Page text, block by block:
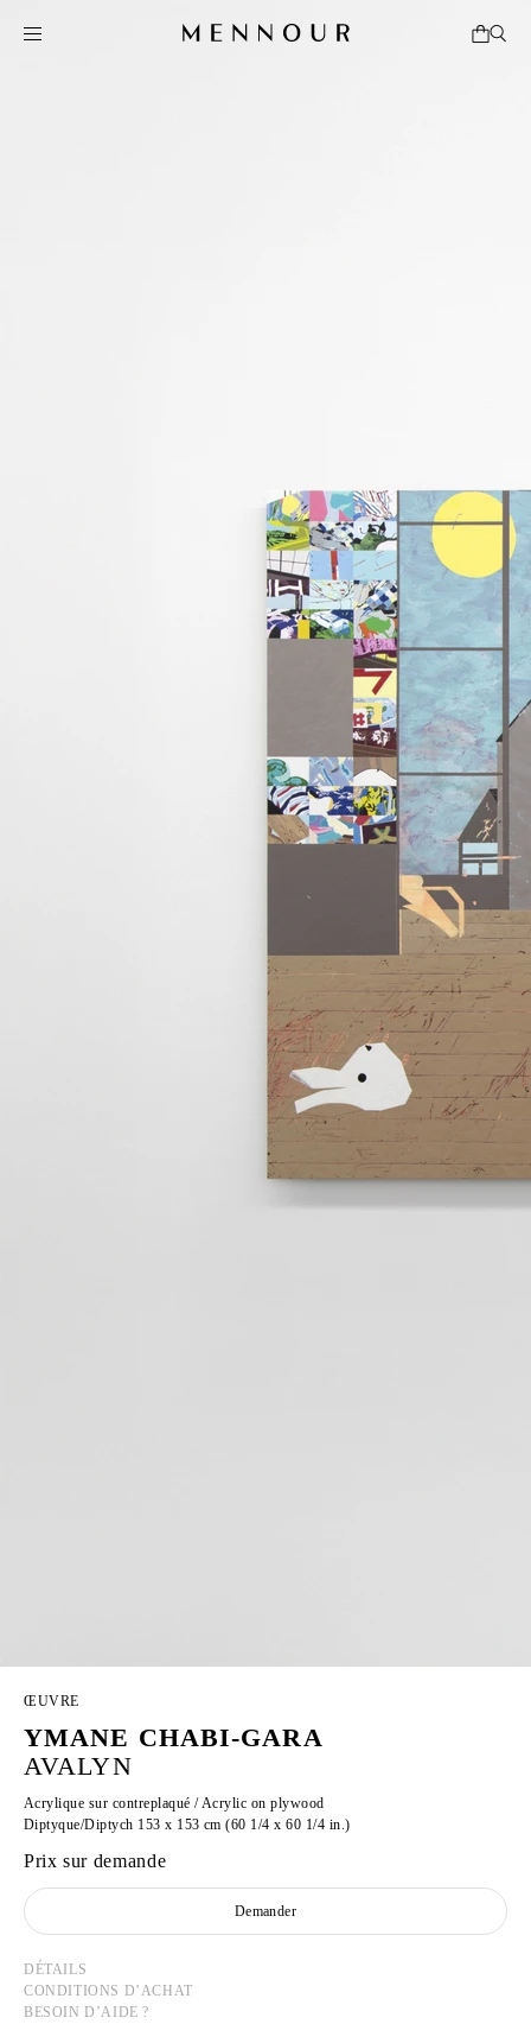
ŒUVRE
YMANE CHABI-GARA
AVALYN
Acrylique sur contreplaqué / Acrylic on plywood
Diptyque/Diptych 153 x 153 cm (60 1/4 x 60 1/4 in.)
Prix sur demande
Demander
DÉTAILS
CONDITIONS D’ACHAT
BESOIN D’AIDE ?